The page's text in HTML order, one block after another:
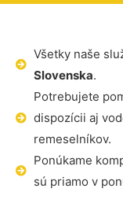
Všetky naše
Slovenska.
Potrebujete
dispozícii aj
remeselníkov.
Ponúkame
sú priamo v